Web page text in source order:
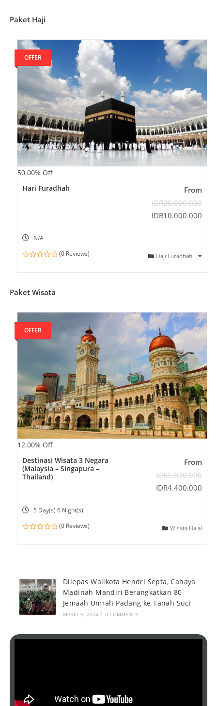
o
f
Paket Haji
50.00% Off
Hari Furadhah
From
IDR20.000.000
IDR10.000.000
N/A
o
f
(0 Reviews) Haji Furadhah
OFFER
Paket Wisata
12.00% Off
Destinasi Wisata 3 Negara
(Malaysia – Singapura –
Thailand)
From
IDR5.000.000
IDR4.400.000
5 Day(s) 6 Night(s)
(0 Reviews) Wisata Halal
OFFER
Dilepas Walikota Hendri Septa, Cahaya
Madinah Mandiri Berangkatkan 80
Jemaah Umrah Padang ke Tanah Suci
MARET 9, 2024 / 0 COMMENTS